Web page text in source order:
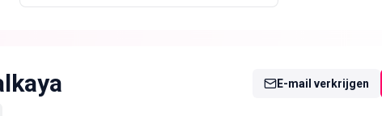
E-mail verkrijgen